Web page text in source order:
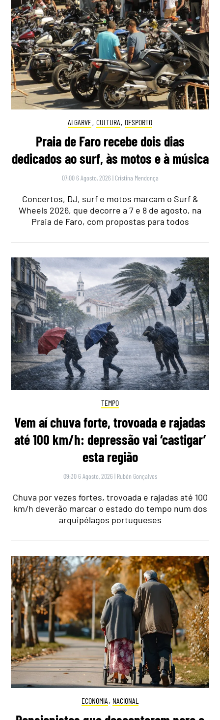
ALGARVE, CULTURA, DESPORTO
Praia de Faro recebe dois dias
dedicados ao surf, às motos e à música
07:00 6 Agosto, 2026 | Cristina Mendonça
Concertos, DJ, surf e motos marcam o Surf &
Wheels 2026, que decorre a 7 e 8 de agosto, na
Praia de Faro, com propostas para todos
TEMPO
Vem aí chuva forte, trovoada e rajadas
até 100 km/h: depressão vai ‘castigar’
esta região
09:30 6 Agosto, 2026 | Rubén Gonçalves
Chuva por vezes fortes, trovoada e rajadas até 100
km/h deverão marcar o estado do tempo num dos
arquipélagos portugueses
ECONOMIA , NACIONAL